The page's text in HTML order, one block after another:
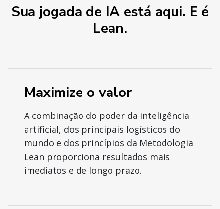
Sua jogada de IA está aqui. E é
Lean.
Maximize o valor
A combinação do poder da inteligência
artificial, dos principais logísticos do
mundo e dos princípios da Metodologia
Lean proporciona resultados mais
imediatos e de longo prazo.